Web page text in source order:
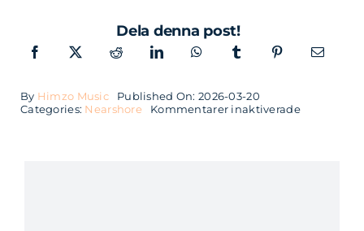
Dela denna post!
By Himzo Music
Published On: 2026-03-20
Categories: Nearshore Kommentarer inaktiveradeför